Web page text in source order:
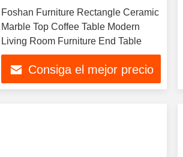
Foshan Furniture Rectangle Ceramic
Marble Top Coffee Table Modern
Living Room Furniture End Table
Consiga el mejor precio